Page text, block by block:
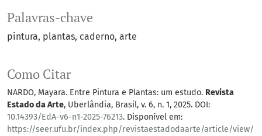
Palavras-chave
pintura plantas caderno arte
Como Citar
NARDO, Mayara. Entre Pintura e Plantas: um estudo. Revista
Estado da Arte, Uberlândia, Brasil, v. 6, n. 1, 2025. DOI:
10.14393/EdA-v6-n1-2025-76213. Disponível em:
https://seer.ufu.br/index.php/revistaestadodaarte/article/view/